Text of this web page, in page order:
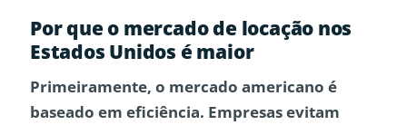
Por que o mercado de locação nos
Estados Unidos é maior
Primeiramente, o mercado americano é
baseado em eficiência. Empresas evitam